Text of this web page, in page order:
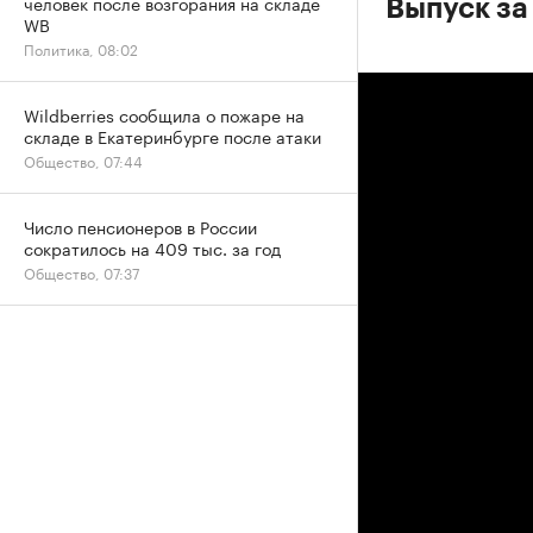
Выпуск
WB
Политика, 08:02
Wildberries сообщила о пожаре на
складе в Екатеринбурге после атаки
Общество, 07:44
Число пенсионеров в России
сократилось на 409 тыс. за год
Общество, 07:37